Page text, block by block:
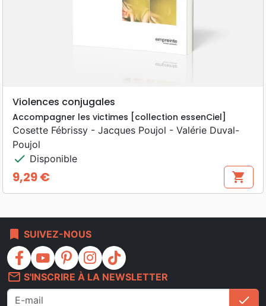
Violences conjugales
Accompagner les victimes [collection essenCiel]
Cosette Fébrissy - Jacques Poujol - Valérie Duval-
Poujol
check Disponible
Prix
9,29 € shopping_cart
bookmark SUIVEZ-NOUS
facebook youtube pinterest instagram
tiktok
mail_outline S'INSCRIRE À LA NEWSLETTER
check